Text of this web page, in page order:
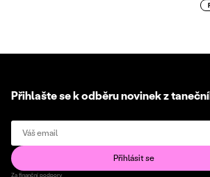
Přihlašte se k odběru novinek z
Za finanční podpory